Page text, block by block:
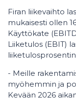
Firan liikevaihto
mukaisesti ollen
Käyttökate
Liiketulos (EBIT)
liiketulosprosentin
- Meille
myöhemmin ja
Kevään 2026